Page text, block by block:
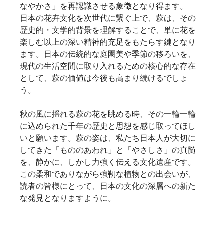
なやかさ」を再認識させる象徴となり得ます。
日本の花卉文化を次世代に繋ぐ上で、萩は、その
歴史的・文学的背景を理解することで、単に花を
楽しむ以上の深い精神的充足をもたらす鍵となり
ます。日本の伝統的な庭園美や季節の移ろいを、
現代の生活空間に取り入れるための核心的な存在
として、萩の価値は今後も高まり続けるでしょ
う。
秋の風に揺れる萩の花を眺める時、その一輪一輪
に込められた千年の歴史と思想を感じ取ってほし
いと願います。萩の姿は、私たち日本人が大切に
してきた「もののあわれ」と「やさしさ」の真髄
を、静かに、しかし力強く伝える文化遺産です。
この柔和でありながら強靭な植物との出会いが、
読者の皆様にとって、日本の文化の深層への新た
な発見となりますように。